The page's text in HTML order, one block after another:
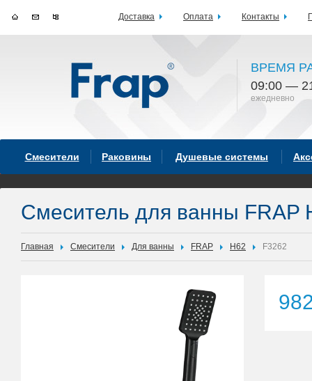
ВРЕМЯ
09:00 —
ежедневно
Смесители Раковины Душевые системы
Смеситель для ванны FRAP
Главная Смесители Для ванны FRAP H62 F3262
Доставка Оплата Контакты